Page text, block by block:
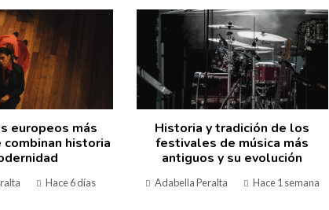
europeos más
historia
Hace 6 días
Historia y tradición de los
festivales de música más
antiguos y su evolución
Adabella Peralta Hace 1 semana